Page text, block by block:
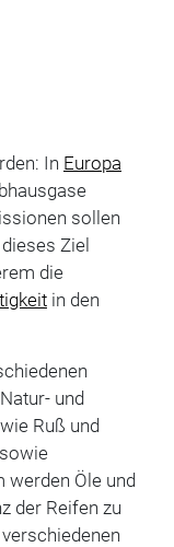
In Europa
sollen
Ziel
die
in den
und
Ruß und
werden Öle und
der Reifen zu